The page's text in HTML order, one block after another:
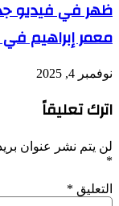
ظهر في فيديو
معمر إبراهيم في
نوفمبر 4, 2025
اترك تعليقاً
لن يتم نشر عنوان
*
التعليق *